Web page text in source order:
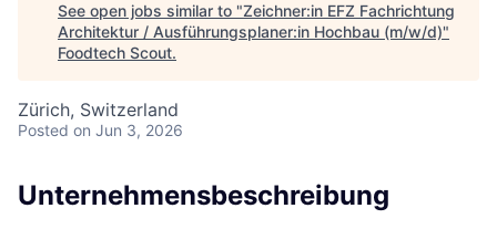
See open jobs similar to "Zeichner:in EFZ Fachrichtung
Architektur / Ausführungsplaner:in Hochbau (m/w/d)"
Foodtech Scout.
Zürich, Switzerland
Posted on Jun 3, 2026
Unternehmensbeschreibung